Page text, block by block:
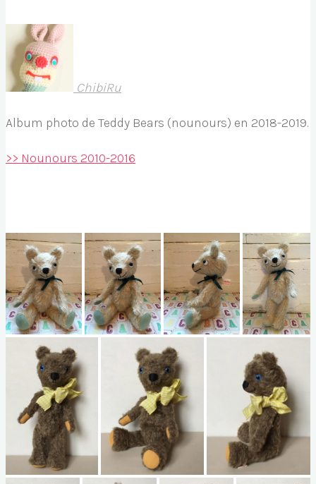
ChibiRu
Album photo de Teddy Bears (nounours) en 2018-2019.
>> Nounours 2010-2016